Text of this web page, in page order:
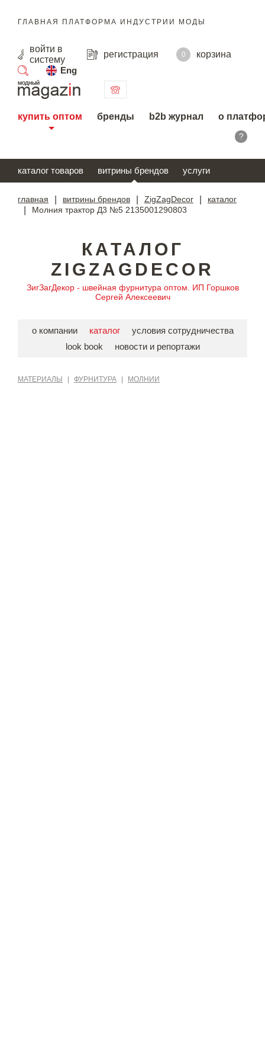
ГЛАВНАЯ ПЛАТФОРМА ИНДУСТРИИ МОДЫ
войти в
систему
регистрация 0
корзина
Eng
поиск
купить оптом бренды b2b журнал о
?
каталог товаров витрины брендов услуги
главная витрины брендов ZigZagDecor каталог
Молния трактор Д3 №5 2135001290803
КАТАЛОГ
ZIGZAGDECOR
ЗигЗагДекор - швейная фурнитура оптом. ИП Горшков
Сергей Алексеевич
о компании каталог
условия сотрудничества
look book
новости и репортажи
МАТЕРИАЛЫ ФУРНИТУРА МОЛНИИ